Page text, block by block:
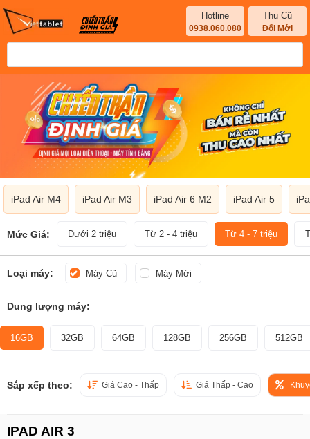
Hotline
0938.060.080
Thu Cũ
Đổi Mới
iPad Air M4 iPad Air M3 iPad Air 6 M2 iPad Air 5
Mức Giá: Dưới 2 triệu Từ 2 - 4 triệu Từ 4 - 7 triệu
Loại máy: Máy Cũ Máy Mới
Dung lượng máy:
16GB 32GB 64GB 128GB 256GB 512GB
Sắp xếp theo: Giá Cao - Thấp Giá Thấp - Cao
IPAD AIR 3